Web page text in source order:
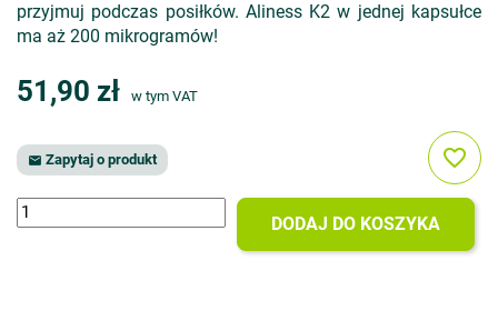
przyjmuj podczas posiłków. Aliness K2 w jednej kapsułce
ma aż 200 mikrogramów!
51,90 zł w tym VAT
 Zapytaj o produkt
DODAJ DO KOSZYKA
favorite_border